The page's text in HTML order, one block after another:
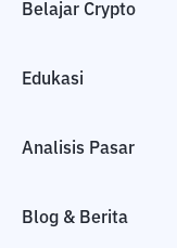
Belajar Crypto
Edukasi
Analisis Pasar
Blog & Berita